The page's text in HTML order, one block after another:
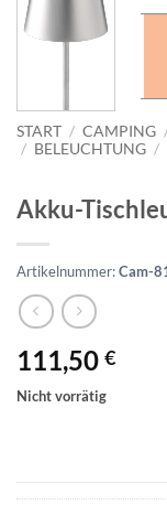
START / CAMPING
/ BELEUCHTUNG /
Akku-
Artikelnummer:Cam-
111,50 €
Nicht vorrätig